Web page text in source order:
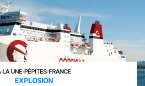
LA UNE›PÉPITES›FRANCE
EXPLOSION